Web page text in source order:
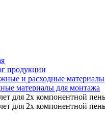
продукции
и расходные материалы
материалы для монтажа
для 2х компонентной
для 2х компонентной